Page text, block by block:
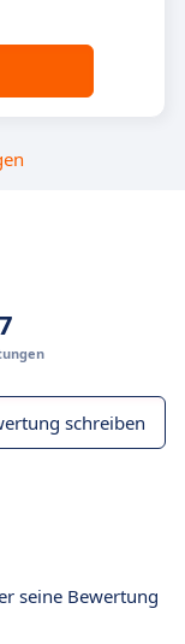
schreiben
seine Bewertung